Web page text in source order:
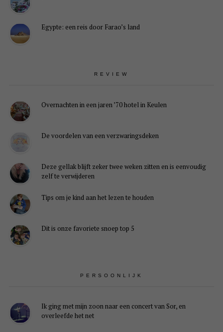
Egypte: een reis door Farao’s land
REVIEW
Overnachten in een jaren ’70 hotel in Keulen
De voordelen van een verzwaringsdeken
Deze gellak blijft zeker twee weken zitten en is eenvoudig
zelf te verwijderen
Tips om je kind aan het lezen te houden
Dit is onze favoriete snoep top 5
PERSOONLIJK
Ik ging met mijn zoon naar een concert van Sor, en
overleefde het net